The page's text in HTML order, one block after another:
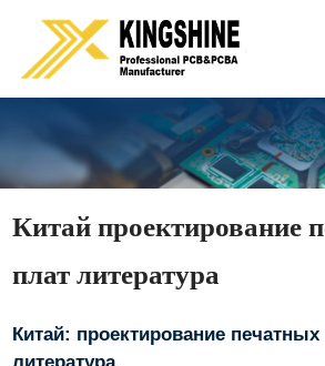
Китай проектирование
плат литература
Китай: проектирование печатных